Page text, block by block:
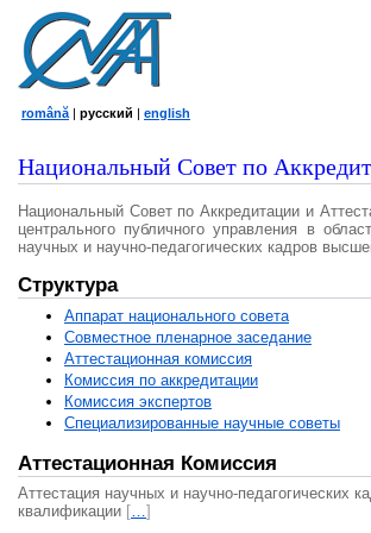
română | русский | english
Национальный Совет по
Национальный Совет по Аккредитации и
центрального публичного управления в
научных и научно-педагогических кадров
Структура
Аппарат национального совета
Совместное пленарное заседание
Аттестационная комисcия
Комиссия по аккредитации
Комиссия экспертов
Специализированные научные советы
Аттестационная Комиссия
Аттестация научных и научно-педагогических
квалификации […]